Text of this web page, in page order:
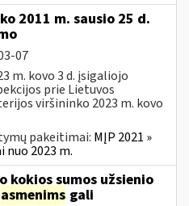
2011 m. sausio 25 d.
07
m. kovo 3 d. įsigaliojo
prie Lietuvos
viršininko 2023 m. kovo
pakeitimai: MĮP 2021 »
2023 m.
kokios sumos užsienio
asmenims gali